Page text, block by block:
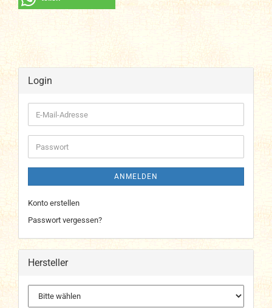
Login
E-
Mail-
Adresse
Passwort
ANMELDEN
Konto erstellen
Passwort vergessen?
Hersteller